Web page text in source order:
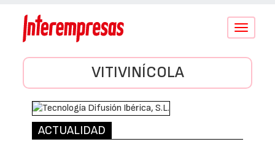
Conmutar
VITIVINÍCOLA
ACTUALIDAD